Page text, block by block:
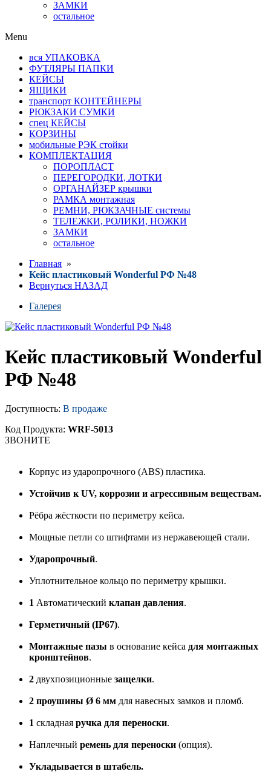
ЗАМКИ
остальное
Menu
вся УПАКОВКА
ФУТЛЯРЫ ПАПКИ
КЕЙСЫ
ЯЩИКИ
транспорт КОНТЕЙНЕРЫ
РЮКЗАКИ СУМКИ
спец КЕЙСЫ
КОРЗИНЫ
мобильные РЭК стойки
КОМПЛЕКТАЦИЯ
ПОРОПЛАСТ
ПЕРЕГОРОДКИ, ЛОТКИ
ОРГАНАЙЗЕР крышки
РАМКА монтажная
РЕМНИ, РЮКЗАЧНЫЕ системы
ТЕЛЕЖКИ, РОЛИКИ, НОЖКИ
ЗАМКИ
остальное
Главная »
Кейс пластиковый Wonderful РФ №48
Вернуться НАЗАД
Галерея
Кейс пластиковый Wonderful
РФ №48
Доступность: В продаже
Код Продукта: WRF-5013
ЗВОНИТЕ
Корпус из ударопрочного (ABS) пластика.
Устойчив к UV, коррозии и агрессивным веществам.
Рёбра жёсткости по периметру кейса.
Мощные петли со штифтами из нержавеющей стали.
Ударопрочный.
Уплотнительное кольцо по периметру крышки.
1 Автоматический клапан давления.
Герметичный (IP67).
Монтажные пазы в основание кейса для монтажных
кронштейнов.
2 двухпозиционные защелки.
2 проушины Ø 6 мм для навесных замков и пломб.
1 складная ручка для переноски.
Наплечный ремень для переноски (опция).
Укладывается в штабель.